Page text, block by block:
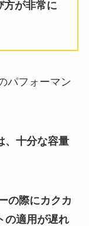
方が非常に
パフォーマン
、十分な容量
の際にカクカ
の適用が遅れ